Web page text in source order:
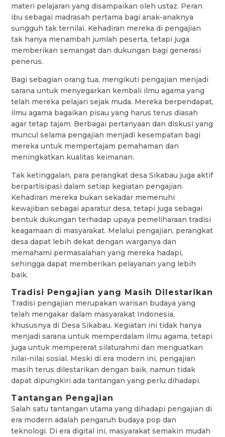
materi pelajaran yang disampaikan oleh ustaz. Peran
ibu sebagai madrasah pertama bagi anak-anaknya
sungguh tak ternilai. Kehadiran mereka di pengajian
tak hanya menambah jumlah peserta, tetapi juga
memberikan semangat dan dukungan bagi generasi
penerus.
Bagi sebagian orang tua, mengikuti pengajian menjadi
sarana untuk menyegarkan kembali ilmu agama yang
telah mereka pelajari sejak muda. Mereka berpendapat,
ilmu agama bagaikan pisau yang harus terus diasah
agar tetap tajam. Berbagai pertanyaan dan diskusi yang
muncul selama pengajian menjadi kesempatan bagi
mereka untuk mempertajam pemahaman dan
meningkatkan kualitas keimanan.
Tak ketinggalan, para perangkat desa Sikabau juga aktif
berpartisipasi dalam setiap kegiatan pengajian.
Kehadiran mereka bukan sekadar memenuhi
kewajiban sebagai aparatur desa, tetapi juga sebagai
bentuk dukungan terhadap upaya pemeliharaan tradisi
keagamaan di masyarakat. Melalui pengajian, perangkat
desa dapat lebih dekat dengan warganya dan
memahami permasalahan yang mereka hadapi,
sehingga dapat memberikan pelayanan yang lebih
baik.
Tradisi Pengajian yang Masih Dilestarikan
Tradisi pengajian merupakan warisan budaya yang
telah mengakar dalam masyarakat Indonesia,
khususnya di Desa Sikabau. Kegiatan ini tidak hanya
menjadi sarana untuk memperdalam ilmu agama, tetapi
juga untuk mempererat silaturahmi dan menguatkan
nilai-nilai sosial. Meski di era modern ini, pengajian
masih terus dilestarikan dengan baik, namun tidak
dapat dipungkiri ada tantangan yang perlu dihadapi.
Tantangan Pengajian
Salah satu tantangan utama yang dihadapi pengajian di
era modern adalah pengaruh budaya pop dan
teknologi. Di era digital ini, masyarakat semakin mudah